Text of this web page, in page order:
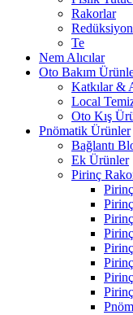
Rakorlar
Redüksiyon
Te
Nem Alıcılar
Oto Bakım
Katkılar &
Local
Oto Kış
Pnömatik Ürünler
Bağlantı
Ek Ürünler
Pirinç